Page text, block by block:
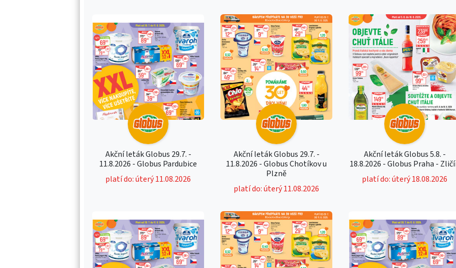
Akční leták Globus 29.7. -
11.8.2026 - Globus Pardubice
platí do: úterý 11.08.2026
Akční leták Globus 29.7. -
11.8.2026 - Globus Chotíkov u
Plzně
platí do: úterý 11.08.2026
Akční leták Globus 5.8. -
18.8.2026 - Globus Praha -
platí do: úterý 18.08.2026